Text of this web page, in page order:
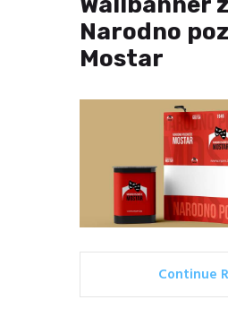
Narodno
Mostar
Continue